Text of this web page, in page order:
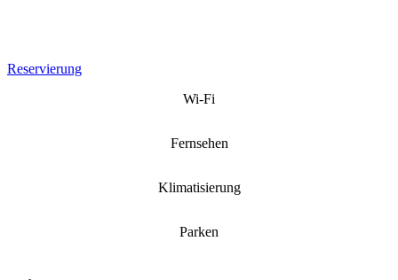
Reservierung
Wi-Fi
Fernsehen
Klimatisierung
Parken